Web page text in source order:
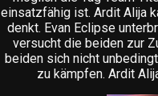
einsatzfähig ist. Ardit Alija
denkt. Evan Eclipse
versucht die beiden zur
beiden sich nicht
zu kämpfen. Ardit